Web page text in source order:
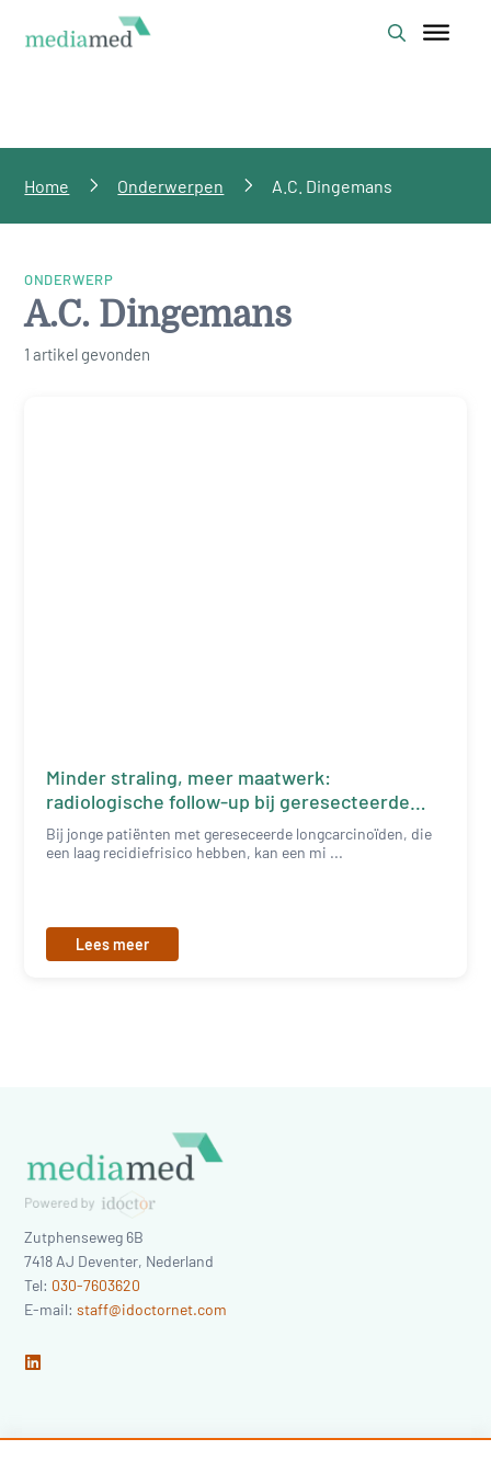
Home Onderwerpen A.C. Dingemans
ONDERWERP
A.C. Dingemans
1 artikel gevonden
Minder straling, meer maatwerk:
radiologische follow-up bij geresecteerde
longcarcinoïden
Bij jonge patiënten met gereseceerde longcarcinoïden, die
een laag recidiefrisico hebben, kan een mi ...
Lees meer
Zutphenseweg 6B
7418 AJ Deventer, Nederland
Tel: 030-7603620
E-mail:staff@idoctornet.com